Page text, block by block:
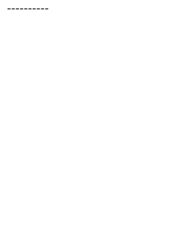
----------